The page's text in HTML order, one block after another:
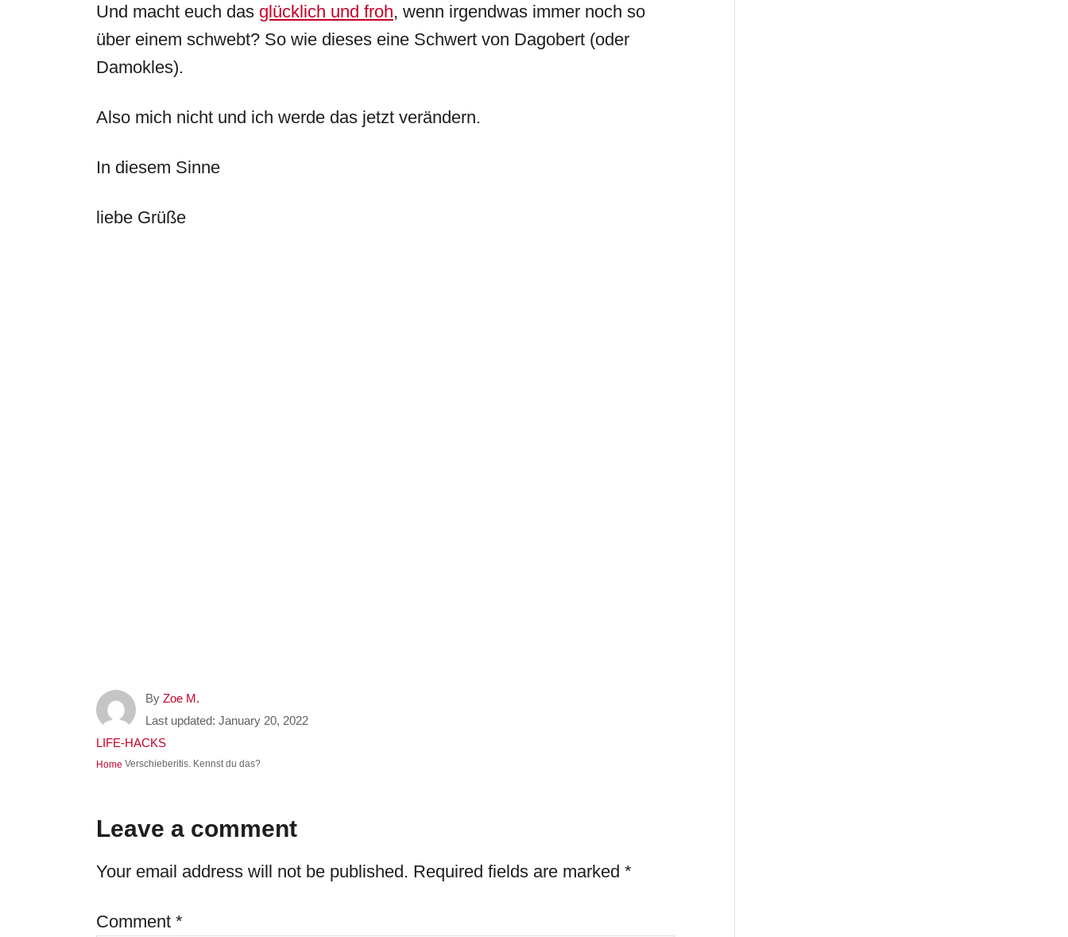
Und macht euch das glücklich und froh, wenn irgendwas immer noch so
über einem schwebt? So wie dieses eine Schwert von Dagobert (oder
Damokles).
Also mich nicht und ich werde das jetzt verändern.
In diesem Sinne
liebe Grüße
By A
u
o
Zoe M.
P
o
o
Last updated: January 20, 2022
C
a
o
i
LIFE-HACKS
Home Verschieberitis. Kennst du das?
Leave a comment
Your email address will not be published. Required fields are marked *
Comment *